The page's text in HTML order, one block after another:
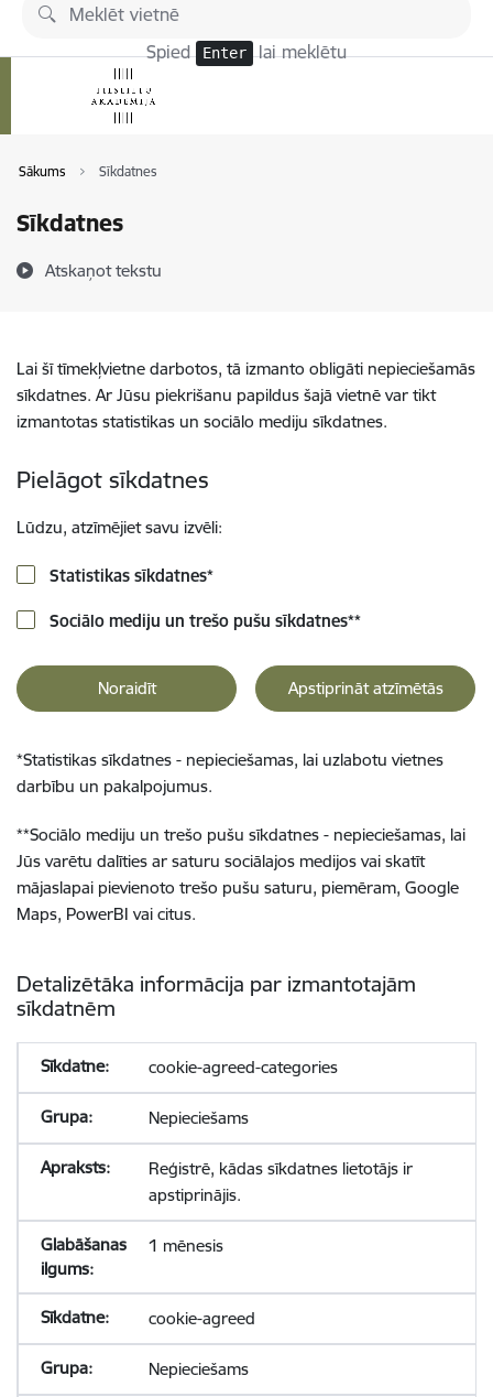
Pāriet uz lapas saturu
Spied Enter lai meklētu
Sākums Sīkdatnes
Sīkdatnes
Atskaņot tekstu
Lai šī tīmekļvietne darbotos, tā izmanto obligāti nepieciešamās
sīkdatnes. Ar Jūsu piekrišanu papildus šajā vietnē var tikt
izmantotas statistikas un sociālo mediju sīkdatnes.
Pielāgot sīkdatnes
Lūdzu, atzīmējiet savu izvēli:
Statistikas sīkdatnes*
Sociālo mediju un trešo pušu sīkdatnes**
Noraidīt Apstiprināt atzīmētās
*Statistikas sīkdatnes - nepieciešamas, lai uzlabotu vietnes
darbību un pakalpojumus.
**Sociālo mediju un trešo pušu sīkdatnes - nepieciešamas, lai
Jūs varētu dalīties ar saturu sociālajos medijos vai skatīt
mājaslapai pievienoto trešo pušu saturu, piemēram, Google
Maps, PowerBI vai citus.
Detalizētāka informācija par izmantotajām
sīkdatnēm
cookie-agreed-categories
Nepieciešams
Reģistrē, kādas sīkdatnes lietotājs ir
apstiprinājis.
1 mēnesis
cookie-agreed
Nepieciešams